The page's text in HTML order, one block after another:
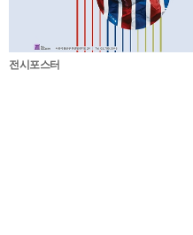
전시포스터